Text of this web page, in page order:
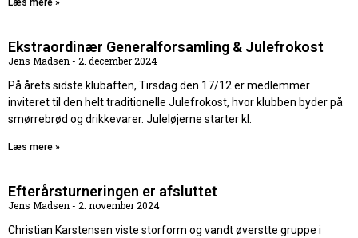
Læs mere »
Ekstraordinær Generalforsamling & Julefrokost
Jens Madsen
2. december 2024
På årets sidste klubaften, Tirsdag den 17/12 er medlemmer
inviteret til den helt traditionelle Julefrokost, hvor klubben byder på
smørrebrød og drikkevarer. Juleløjerne starter kl.
Læs mere »
Efterårsturneringen er afsluttet
Jens Madsen
2. november 2024
Christian Karstensen viste storform og vandt øverstte gruppe i